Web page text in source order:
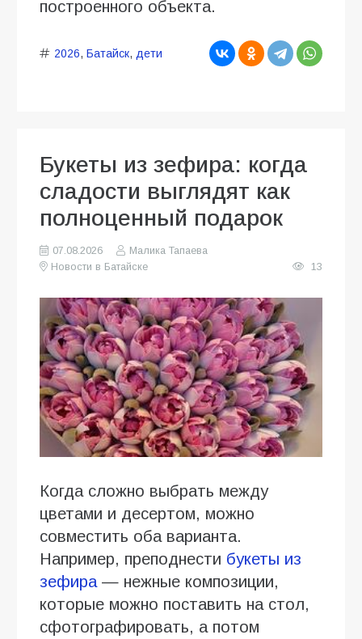
построенного объекта.
2026, Батайск, дети
Букеты из зефира: когда
сладости выглядят как
полноценный подарок
07.08.2026
Малика Тапаева
Новости в Батайске
13
Когда сложно выбрать между
цветами и десертом, можно
совместить оба варианта.
Например, преподнести букеты из
зефира— нежные композиции,
которые можно поставить на стол,
сфотографировать, а потом